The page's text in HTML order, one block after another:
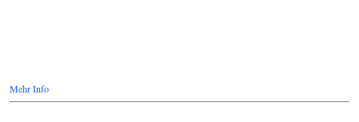
Mehr Info